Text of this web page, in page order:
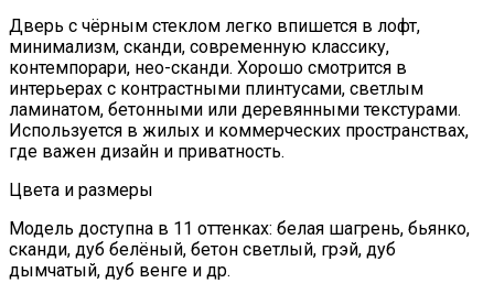
Дверь с чёрным стеклом легко впишется в лофт,
минимализм, сканди, современную классику,
контемпорари, нео-сканди. Хорошо смотрится в
интерьерах с контрастными плинтусами, светлым
ламинатом, бетонными или деревянными текстурами.
Используется в жилых и коммерческих пространствах,
где важен дизайн и приватность.
Цвета и размеры
Модель доступна в 11 оттенках: белая шагрень, бьянко,
сканди, дуб белёный, бетон светлый, грэй, дуб
дымчатый, дуб венге и др.